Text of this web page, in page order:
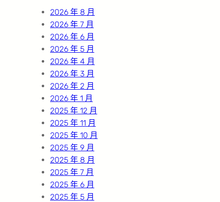
2026 年 8 月
2026 年 7 月
2026 年 6 月
2026 年 5 月
2026 年 4 月
2026 年 3 月
2026 年 2 月
2026 年 1 月
2025 年 12 月
2025 年 11 月
2025 年 10 月
2025 年 9 月
2025 年 8 月
2025 年 7 月
2025 年 6 月
2025 年 5 月